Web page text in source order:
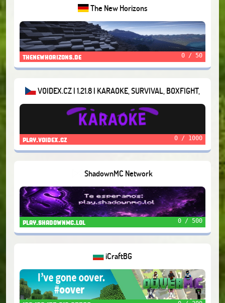
The New Horizons
thenewhorizons.de 0 / 50
VOIDEX.CZ | 1.21.8 | KARAOKE, SURVIVAL, BOXFIGHT,
STARGAMES
play.voidex.cz 0 / 1000
ShadownMC Network
play.shadownmc.lol 0 / 500
iCraftBG